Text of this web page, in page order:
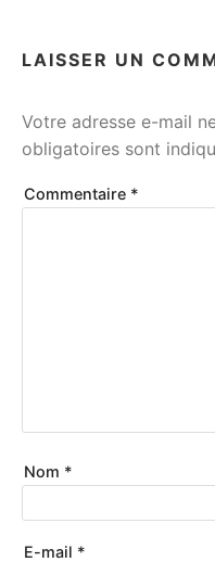
LAISSER UN
Votre adresse e-mail
obligatoires sont
Commentaire *
Nom *
E-mail *